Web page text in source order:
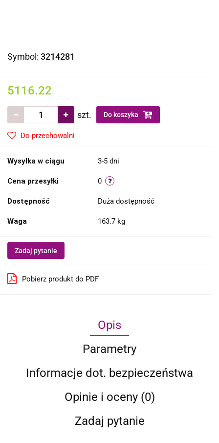
Symbol: 3214281
5116.22
szt. Do koszyka
Do przechowalni
Wysyłka w ciągu 3-5 dni
Cena przesyłki 0
Dostępność Duża dostępność
Waga 163.7 kg
Zadaj pytanie
Pobierz produkt do PDF
Opis
Parametry
Informacje dot. bezpieczeństwa
Opinie i oceny (0)
Zadaj pytanie